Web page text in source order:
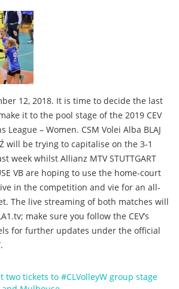
12, 2018. It is time to decide the last
it to the pool stage of the 2019 CEV
League – Women. CSM Volei Alba BLAJ
will be trying to capitalise on the 3-1
week whilst Allianz MTV STUTTGART
VB are hoping to use the home-court
in the competition and vie for an all-
The live streaming of both matches will
make sure you follow the CEV’s
for further updates under the official
two tickets to #CLVolleyW group stage